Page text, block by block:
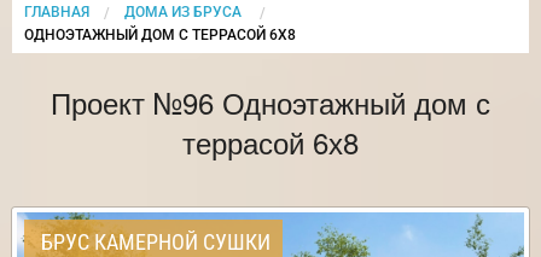
ГЛАВНАЯ
ДОМА ИЗ БРУСА
CURRENT:
ОДНОЭТАЖНЫЙ ДОМ С ТЕРРАСОЙ 6Х8
Проект №96 Одноэтажный дом с
террасой 6х8
БРУС КАМЕРНОЙ СУШКИ